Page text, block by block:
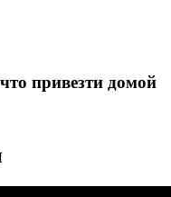
привезти домой